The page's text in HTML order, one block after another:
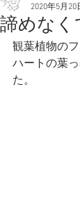
諦めなく
2020年5月20
観葉植物の
ハートの葉
た。